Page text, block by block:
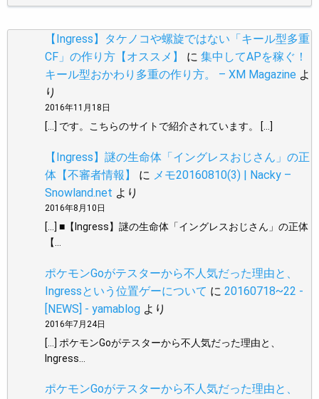
【Ingress】タケノコや螺旋ではない「キール型多重
CF」の作り方【オススメ】
に 集中してAPを稼ぐ！
キール型おかわり多重の作り方。 – XM Magazine よ
り
2016年11月18日
[…] です。こちらのサイトで紹介されています。 […]
【Ingress】謎の生命体「イングレスおじさん」の正
体【不審者情報】
に メモ20160810(3) | Nacky –
Snowland.net より
2016年8月10日
[…] ■【Ingress】謎の生命体「イングレスおじさん」の正体
【…
ポケモンGoがテスターから不人気だった理由と、
Ingressという位置ゲーについて に 20160718~22 -
[NEWS] - yamablog より
2016年7月24日
[…] ポケモンGoがテスターから不人気だった理由と、
Ingress…
ポケモンGoがテスターから不人気だった理由と、